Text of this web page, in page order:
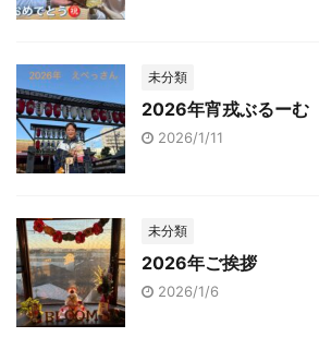
未分類
2026年宵戎ぶるーむ
2026/1/11
未分類
2026年ご挨拶
2026/1/6